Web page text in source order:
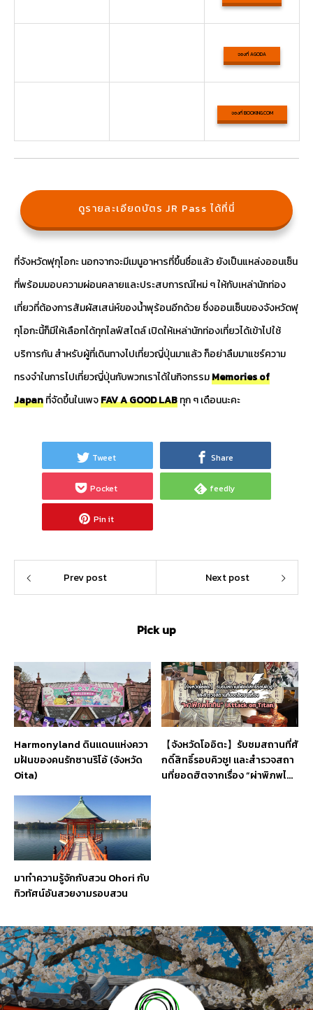
จองที่ AGODA
จองที่ BOOKING.COM
ดูรายละเอียดบัตร JR Pass ได้ที่นี่
ที่จังหวัดฟุกุโอกะ นอกจากจะมีเมนูอาหารที่ขึ้นชื่อแล้ว ยังเป็นแหล่งออนเซ็น
ที่พร้อมมอบความผ่อนคลายและประสบการณ์ใหม่ ๆ ให้กับเหล่านักท่อง
เที่ยวที่ต้องการสัมผัสเสน่ห์ของน้ำพุร้อนอีกด้วย ซึ่งออนเซ็นของจังหวัดฟุ
กุโอกะนี้ก็มีให้เลือกได้ทุกไลฟ์สไตล์ เปิดให้เหล่านักท่องเที่ยวได้เข้าไปใช้
บริการกัน สำหรับผู้ที่เดินทางไปเที่ยวญี่ปุ่นมาแล้ว ก็อย่าลืมมาแชร์ความ
ทรงจำในการไปเที่ยวญี่ปุ่นกับพวกเราได้ในกิจกรรมMemories of
Japanที่จัดขึ้นในเพจFAV A GOOD LABทุก ๆ เดือนนะคะ
Tweet Share
Pocket feedly
Pin it
Prev post Next post
Pick up
Harmonyland ดินแดนแห่งควา
มฝันของคนรักซานริโอ้ (จังหวัด
Oita)
【จังหวัดโออิตะ】รับชมสถานที่ศั
กดิ์สิทธิ์รอบคิวชู! และสำรวจสถา
นที่ยอดฮิตจากเรื่อง “ผ่าพิภพไท
มาทำความรู้จักกับสวน Ohori กับ
ทิวทัศน์อันสวยงามรอบสวน